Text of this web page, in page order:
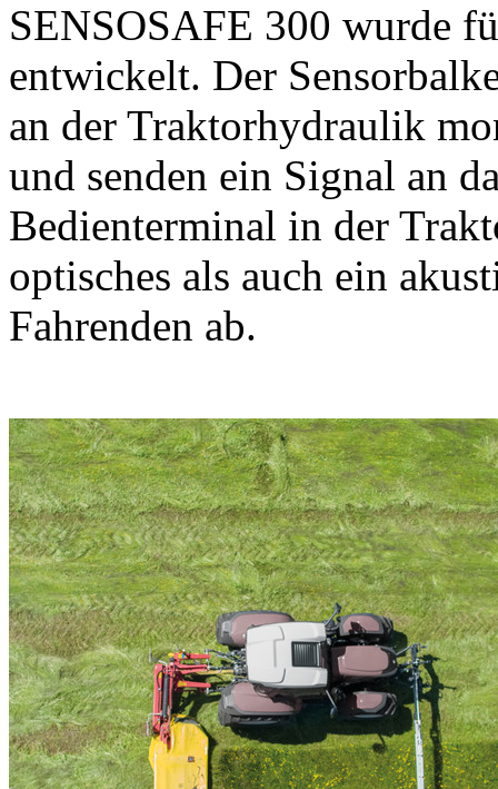
SENSOSAFE 300 wurde
entwickelt. Der
an der Traktorhydraulik
und senden ein Signal an
Bedienterminal in der
optisches als auch ein
Fahrenden ab.